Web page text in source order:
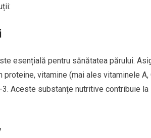
esențială pentru sănătatea părului.
vitamine (mai ales vitaminele A,
Aceste substanțe nutritive contribuie